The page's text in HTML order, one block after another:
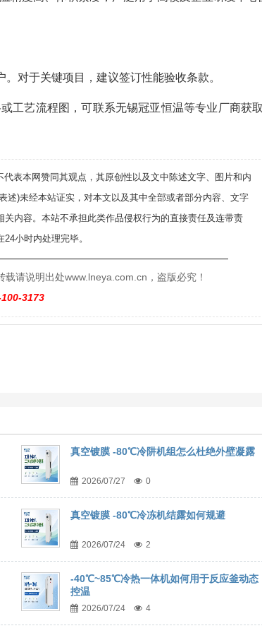
对于关键项目，建议签订性能验收条款。
工艺流程图，可联系无锡冠亚恒温等专业厂商获
表本网赞同其观点，其原创性以及文中陈述文字、图片和内
述)未经本站证实，对本文以及其中全部或者部分内容、文字
内容。本站不承担此类作品侵权行为的直接责任及连带责
小时内处理完毕。
请说明出处www.lneya.com.cn，盗版必究！
3173
真空镀膜 -80℃冷阱机组怎么杜绝外壁凝露
2026/07/27 0
真空镀膜 -80℃冷冻机结露如何规避
2026/07/24 2
-40℃~85℃冷热一体机如何用于反应釜动态
控温
2026/07/24 4